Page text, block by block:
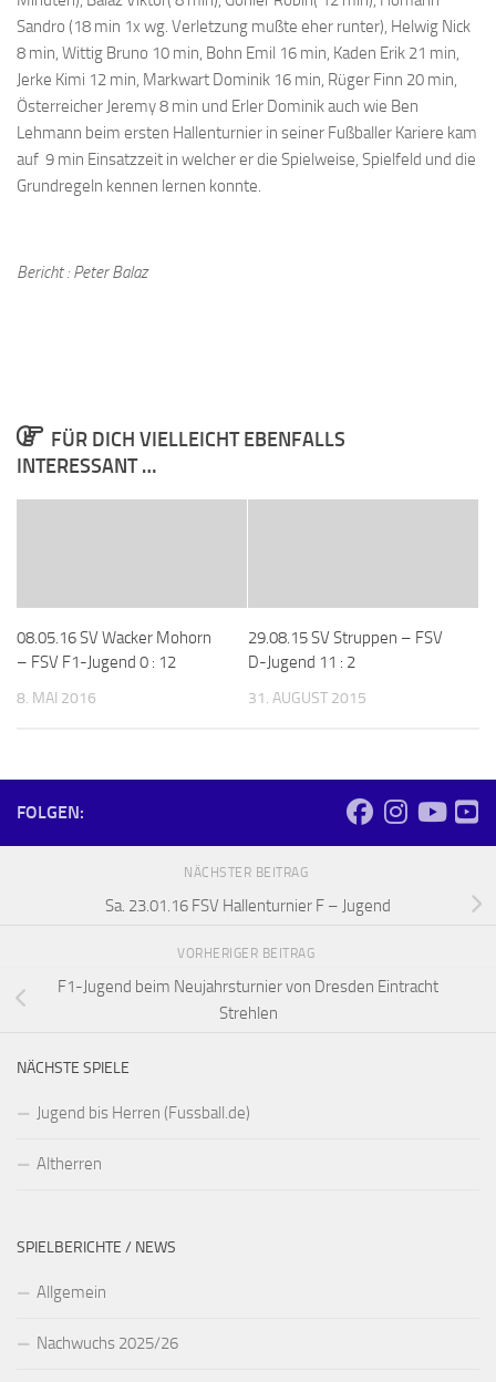
Sandro (18 min 1x wg. Verletzung mußte eher runter), Helwig Nick
8 min, Wittig Bruno 10 min, Bohn Emil 16 min, Kaden Erik 21 min,
Jerke Kimi 12 min, Markwart Dominik 16 min, Rüger Finn 20 min,
Österreicher Jeremy 8 min und Erler Dominik auch wie Ben
Lehmann beim ersten Hallenturnier in seiner Fußballer Kariere kam
auf 9 min Einsatzzeit in welcher er die Spielweise, Spielfeld und die
Grundregeln kennen lernen konnte.
Bericht : Peter Balaz
FÜR DICH VIELLEICHT EBENFALLS
INTERESSANT …
08.05.16 SV Wacker Mohorn
– FSV F1-Jugend 0 : 12
8. MAI 2016
29.08.15 SV Struppen – FSV
D-Jugend 11 : 2
31. AUGUST 2015
FOLGEN:
NÄCHSTER BEITRAG
Sa. 23.01.16 FSV Hallenturnier F – Jugend
VORHERIGER BEITRAG
F1-Jugend beim Neujahrsturnier von Dresden Eintracht
Strehlen
NÄCHSTE SPIELE
Jugend bis Herren (Fussball.de)
Altherren
SPIELBERICHTE / NEWS
Allgemein
Nachwuchs 2025/26